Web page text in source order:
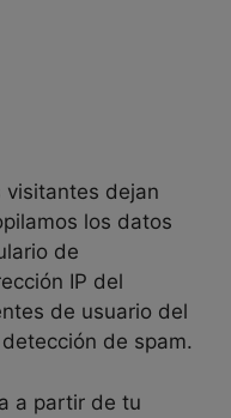
visitantes dejan
los datos
de
IP del
de usuario del
de spam.
a partir de tu